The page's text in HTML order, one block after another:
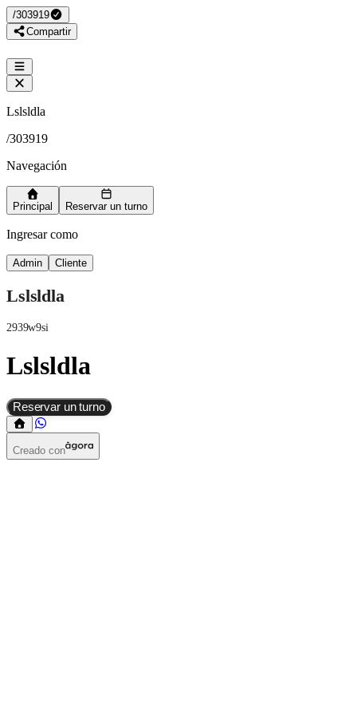
/303919
Compartir
Lslsldla
/303919
Navegación
Principal Reservar un turno
Ingresar como
Admin Cliente
Lslsldla
2939w9si
Lslsldla
Reservar un turno
Creado con